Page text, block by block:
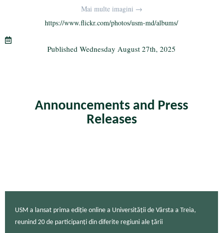
r a
m
ailre
Mai multe imagini →
https://www.flickr.com/photos/usm-md/albums/
Published Wednesday August 27th, 2025
Announcements and Press
Releases
USM a lansat prima ediție online a Universității de Vârsta a Treia,
reunind 20 de participanți din diferite regiuni ale țării